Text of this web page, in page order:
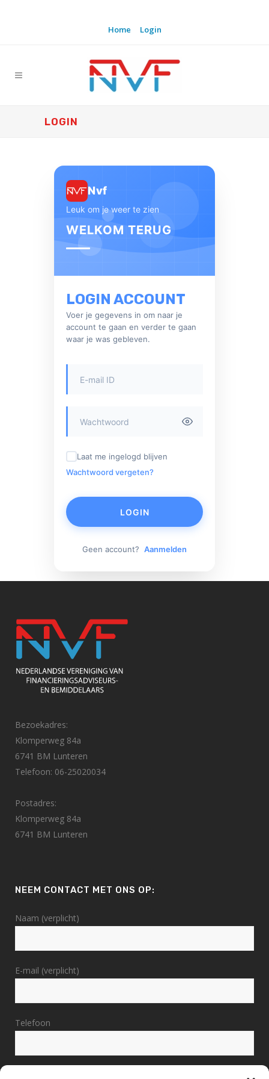
Home Login
LOGIN
Nvf
Leuk om je weer te zien
WELKOM TERUG
LOGIN ACCOUNT
Voer je gegevens in om naar je
account te gaan en verder te gaan
waar je was gebleven.
Laat me ingelogd blijven
Wachtwoord vergeten?
LOGIN
Geen account? Aanmelden
Bezoekadres:
Klomperweg 84a
6741 BM Lunteren
Telefoon: 06-25020034
Postadres:
Klomperweg 84a
6741 BM Lunteren
NEEM CONTACT MET ONS OP:
Naam (verplicht)
E-mail (verplicht)
Telefoon